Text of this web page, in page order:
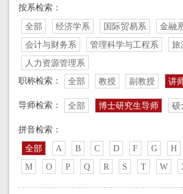
按系检索：
全部 经济学系 国际贸易系 金融
会计与财务系
管理科学与工程系
旅
人力资源管理系
职称检索：
全部 教授 副教授 讲
导师检索： 全部 博士研究生导师 硕
拼音检索：
全部 A B C D F G H
M
O P Q R S T W